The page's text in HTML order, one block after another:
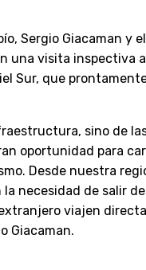
Sergio Giacaman y
una visita inspectiva
Sur, que
sino de
oportunidad para
Desde nuestra
necesidad de salir
viajen
Giacaman.